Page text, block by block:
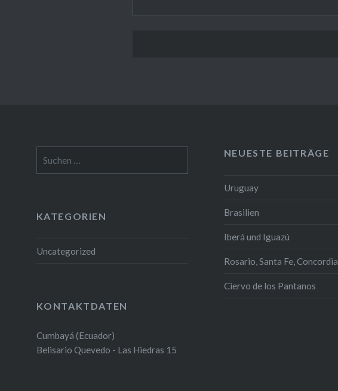
nach:
NEUESTE BEITRÄGE
Uruguay
Brasilien
Iberá und Iguazú
Rosario, Santa Fe, Concordia
Ciervo de los Pantanos
KATEGORIEN
Uncategorized
KONTAKTDATEN
Cumbayá (Ecuador)
Belisario Quevedo - Las Hiedras 15